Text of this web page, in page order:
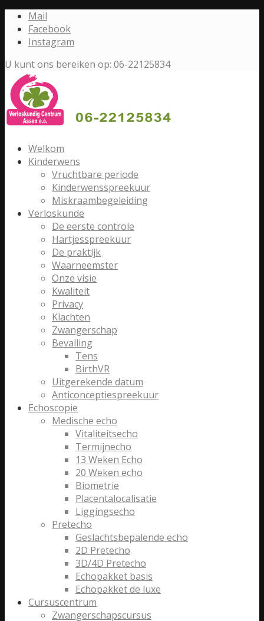
Mail
Facebook
Instagram
U kunt ons bereiken op: 06-22125834
Welkom
Kinderwens
Vruchtbare periode
Kinderwensspreekuur
Miskraambegeleiding
Verloskunde
De eerste controle
Hartjesspreekuur
De praktijk
Waarneemster
Onze visie
Kwaliteit
Privacy
Klachten
Zwangerschap
Bevalling
Tens
BirthVR
Uitgerekende datum
Anticonceptiespreekuur
Echoscopie
Medische echo
Vitaliteitsecho
Termijnecho
13 Weken Echo
20 Weken echo
Biometrie
Placentalocalisatie
Liggingsecho
Pretecho
Geslachtsbepalende echo
2D Pretecho
3D/4D Pretecho
Echopakket basis
Echopakket de luxe
Cursuscentrum
Zwangerschapscursus